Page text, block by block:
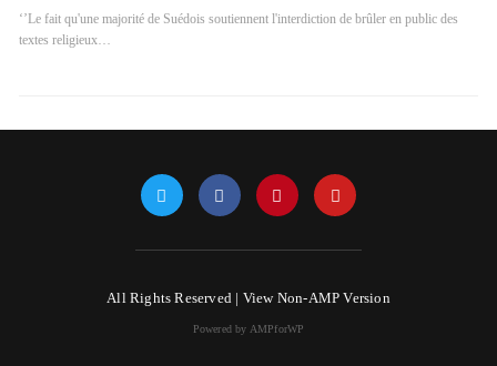
‘’Le fait qu'une majorité de Suédois soutiennent l'interdiction de brûler en public des
textes religieux…
All Rights Reserved | View Non-AMP Version
Powered by AMPforWP